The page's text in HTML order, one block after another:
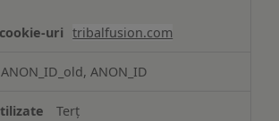
tribalfusion.com
ANON_ID_old, ANON_ID
Terț